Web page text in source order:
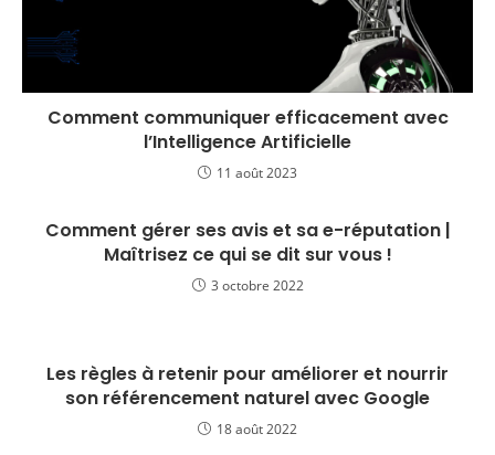
Comment communiquer efficacement avec
l’Intelligence Artificielle
11 août 2023
Comment gérer ses avis et sa e-réputation |
Maîtrisez ce qui se dit sur vous !
3 octobre 2022
Les règles à retenir pour améliorer et nourrir
son référencement naturel avec Google
18 août 2022